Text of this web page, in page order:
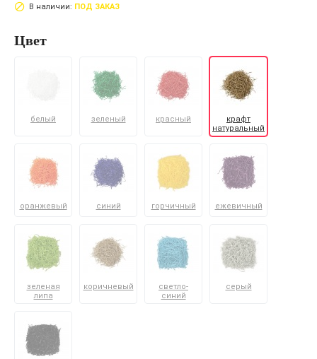
В наличии: ПОД ЗАКАЗ
Цвет
белый зеленый красный
крафт
натуральный
оранжевый синий горчичный ежевичный
зеленая
липа
коричневый
светло-
синий
серый